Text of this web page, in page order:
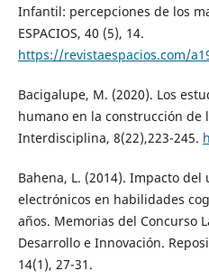
Infantil: percepciones de los
ESPACIOS, 40 (5), 14.
https://revistaespacios.com/
Bacigalupe, M. (2020). Los
humano en la construcción de
Interdisciplina, 8(22),223-245.
Bahena, L. (2014). Impacto del
electrónicos en habilidades
años. Memorias del Concurso
Desarrollo e Innovación.
14(1), 27-31.